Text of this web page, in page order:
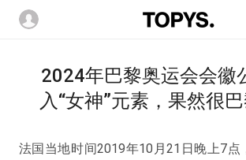
2024年巴黎奥运会会徽
入“女神”元素，果然很
法国当地时间2019年10月21日晚上7点